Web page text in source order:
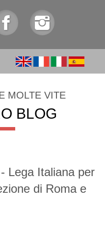
MOLTE VITE
BLOG
Lega Italiana per
di Roma e